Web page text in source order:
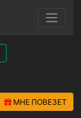
МНЕ ПОВЕЗЕТ